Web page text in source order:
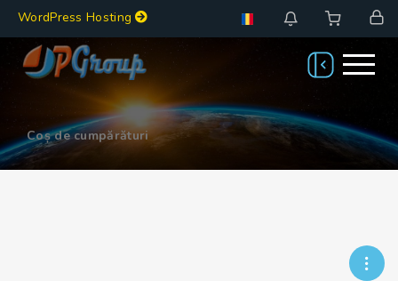
WordPress Hosting
Coș de cumpărături